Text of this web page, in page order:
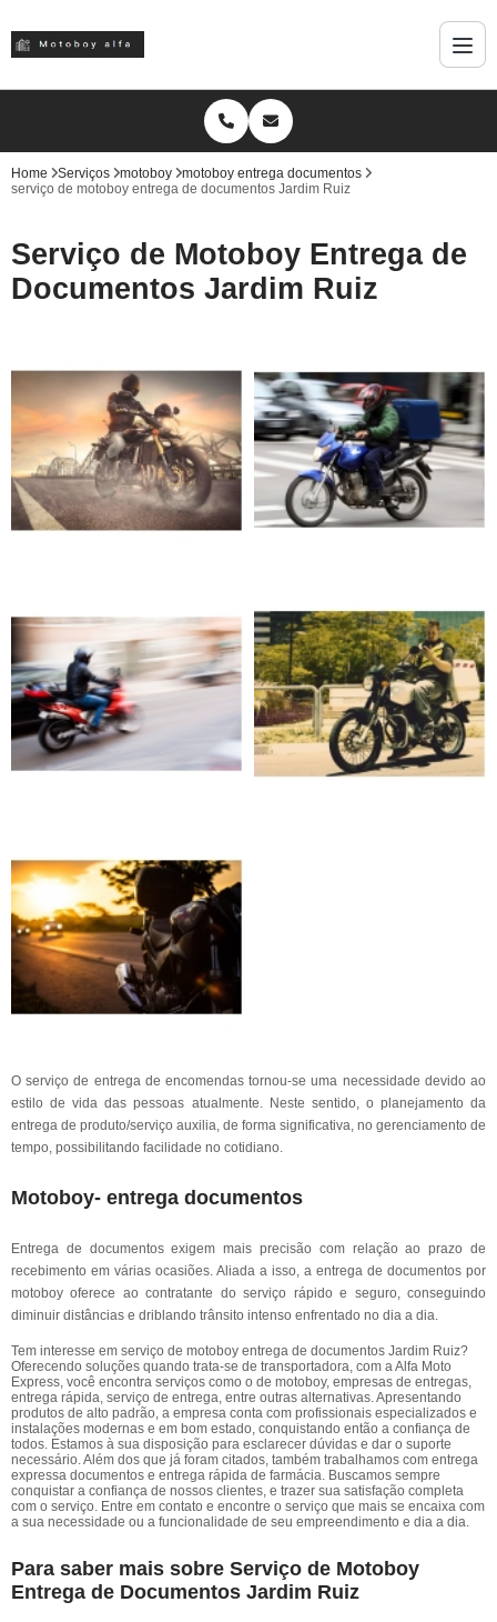
Home Serviços motoboy
motoboy entrega documentos
serviço de motoboy entrega de documentos Jardim Ruiz
Serviço de Motoboy Entrega de
Documentos Jardim Ruiz
O serviço de entrega de encomendas tornou-se uma necessidade devido ao
estilo de vida das pessoas atualmente. Neste sentido, o planejamento da
entrega de produto/serviço auxilia, de forma significativa, no gerenciamento de
tempo, possibilitando facilidade no cotidiano.
Motoboy- entrega documentos
Entrega de documentos exigem mais precisão com relação ao prazo de
recebimento em várias ocasiões. Aliada a isso, a entrega de documentos por
motoboy oferece ao contratante do serviço rápido e seguro, conseguindo
diminuir distâncias e driblando trânsito intenso enfrentado no dia a dia.
Tem interesse em serviço de motoboy entrega de documentos Jardim Ruiz?
Oferecendo soluções quando trata-se de transportadora, com a Alfa Moto
Express, você encontra serviços como o de motoboy, empresas de entregas,
entrega rápida, serviço de entrega, entre outras alternativas. Apresentando
produtos de alto padrão, a empresa conta com profissionais especializados e
instalações modernas e em bom estado, conquistando então a confiança de
todos. Estamos à sua disposição para esclarecer dúvidas e dar o suporte
necessário. Além dos que já foram citados, também trabalhamos com entrega
expressa documentos e entrega rápida de farmácia. Buscamos sempre
conquistar a confiança de nossos clientes, e trazer sua satisfação completa
com o serviço. Entre em contato e encontre o serviço que mais se encaixa com
a sua necessidade ou a funcionalidade de seu empreendimento e dia a dia.
Para saber mais sobre Serviço de Motoboy
Entrega de Documentos Jardim Ruiz